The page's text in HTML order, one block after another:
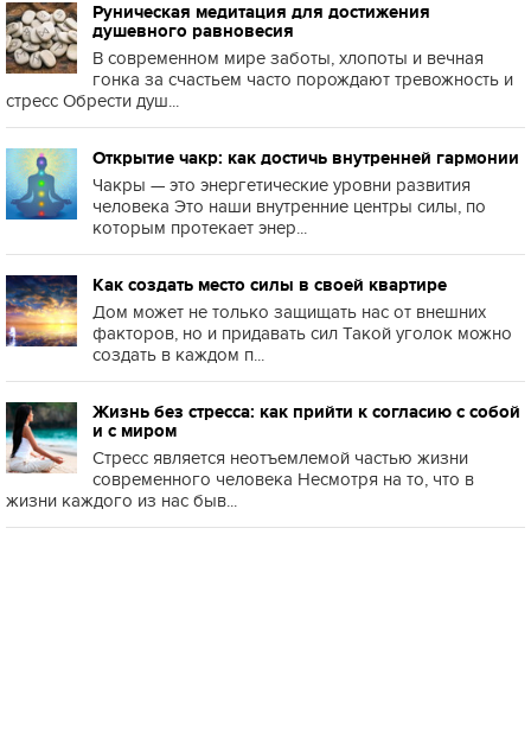
Руническая медитация для достижения
душевного равновесия
В современном мире заботы, хлопоты и вечная
гонка за счастьем часто порождают тревожность и
стресс Обрести душ...
Открытие чакр: как достичь внутренней гармонии
Чакры — это энергетические уровни развития
человека Это наши внутренние центры силы, по
которым протекает энер...
Как создать место силы в своей квартире
Дом может не только защищать нас от внешних
факторов, но и придавать сил Такой уголок можно
создать в каждом п...
Жизнь без стресса: как прийти к согласию с собой
и с миром
Стресс является неотъемлемой частью жизни
современного человека Несмотря на то, что в
жизни каждого из нас быв...